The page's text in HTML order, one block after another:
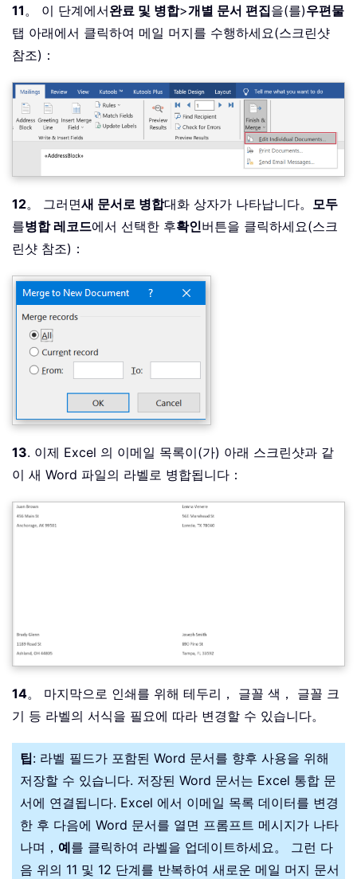
11 。 이 단계에서완료 및 병합>개별 문서 편집을(를)우편물
탭 아래에서 클릭하여 메일 머지를 수행하세요(스크린샷
참조)：
12。 그러면새 문서로 병합대화 상자가 나타납니다。 모두
를병합 레코드에서 선택한 후확인버튼을 클릭하세요(스크
린샷 참조)：
13. 이제 Excel 의 이메일 목록이(가) 아래 스크린샷과 같
이 새 Word 파일의 라벨로 병합됩니다：
14。 마지막으로 인쇄를 위해 테두리， 글꼴 색， 글꼴 크
기 등 라벨의 서식을 필요에 따라 변경할 수 있습니다。
팁: 라벨 필드가 포함된 Word 문서를 향후 사용을 위해
저장할 수 있습니다. 저장된 Word 문서는 Excel 통합 문
서에 연결됩니다. Excel 에서 이메일 목록 데이터를 변경
한 후 다음에 Word 문서를 열면 프롬프트 메시지가 나타
나며， 예를 클릭하여 라벨을 업데이트하세요。 그런 다
음 위의 11 및 12 단계를 반복하여 새로운 메일 머지 문서